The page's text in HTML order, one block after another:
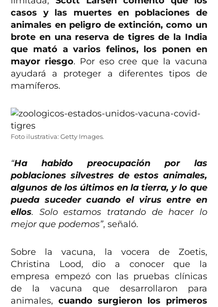
casos y las muertes en poblaciones de
animales en peligro de extinción, como un
brote en una reserva de tigres de la India
que mató a varios felinos, los ponen en
mayor riesgo. Por eso cree que la vacuna
ayudará a proteger a diferentes tipos de
mamíferos.
Foto ilustrativa: Getty Images.
“Ha habido preocupación por las
poblaciones silvestres de estos animales,
algunos de los últimos en la tierra, y lo que
pueda suceder cuando el virus entre en
ellos. Solo estamos tratando de hacer lo
mejor que podemos”, señaló.
Sobre la vacuna, la vocera de Zoetis,
Christina Lood, dio a conocer que la
empresa empezó con las pruebas clínicas
de la vacuna que desarrollaron para
animales,cuando surgieron los primeros